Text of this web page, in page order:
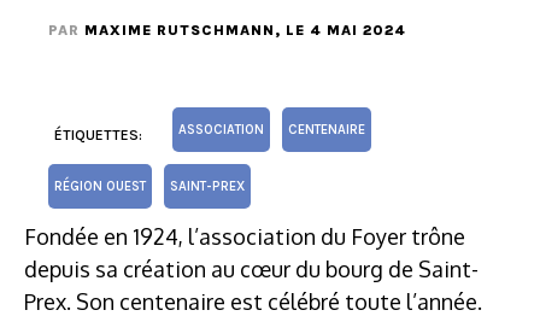
PAR MAXIME RUTSCHMANN , LE 4 MAI 2024
ÉTIQUETTES: ASSOCIATION CENTENAIRE
RÉGION OUEST SAINT-PREX
Fondée en 1924, l’association du Foyer trône
depuis sa création au cœur du bourg de Saint-
Prex. Son centenaire est célébré toute l’année.